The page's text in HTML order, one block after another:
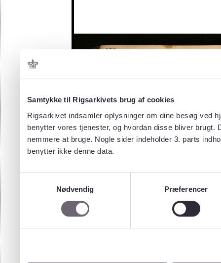
Samtykke til Rigsarkivets brug af cookies
Rigsarkivet indsamler oplysninger om dine besøg ved
benytter vores tjenester, og hvordan disse bliver
nemmere at bruge. Nogle sider indeholder 3. parts
benytter ikke denne data.
Nødvendig
Præferencer